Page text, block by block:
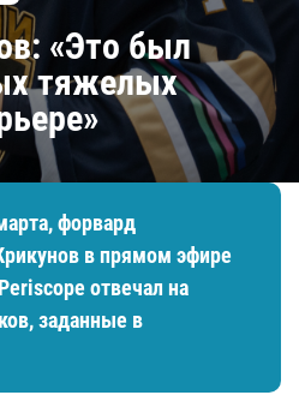
«Это был
тяжелых
форвард
в прямом эфире
отвечал на
заданные в